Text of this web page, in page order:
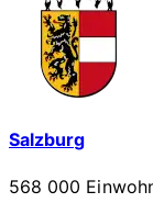
Salzburg
568 000